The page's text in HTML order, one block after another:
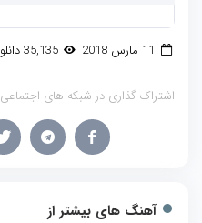
35,135 دانلود
اشتراک گذاری در شبکه های اجتماعی
آهنگ های بیشتر از